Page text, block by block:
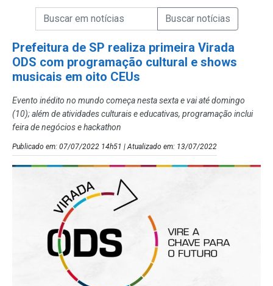
Campo de Busca de Notícias
Campo de Busca de informaçõesEnviar a Busca de Notícias
Prefeitura de SP realiza primeira Virada
ODS com programação cultural e shows
musicais em oito CEUs
Evento inédito no mundo começa nesta sexta e vai até domingo
(10); além de atividades culturais e educativas, programação inclui
feira de negócios e hackathon
Publicado em: 07/07/2022 14h51 | Atualizado em: 13/07/2022